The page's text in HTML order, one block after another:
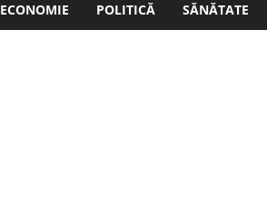
ECONOMIE POLITICĂ SĂNĂTATE